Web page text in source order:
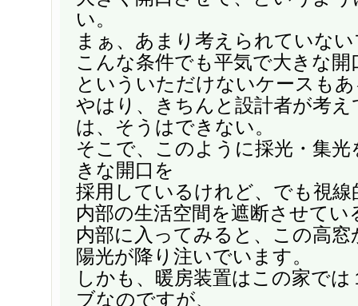
い。
まぁ、あまり考えられていな
こんな条件でも平気で大きな
といういただけないケースも
やはり、きちんと設計者が考
は、そうはできない。
そこで、このように採光・集
きな開口を
採用しているけれど、でも視
内部の生活空間を遮断させてい
内部に入ってみると、この高
陽光が降り注いでいます。
しかも、暖房装置はこの家では
ブなのですが、